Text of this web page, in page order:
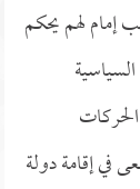
إمام لهم يحكم
في إقامة دولة